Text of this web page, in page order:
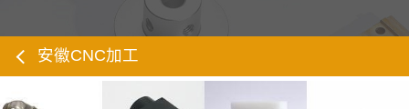
安徽CNC加工